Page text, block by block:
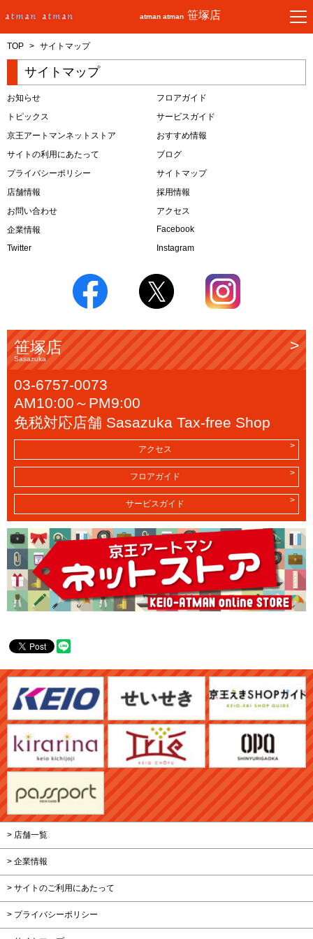
atman atman 笹塚店
TOP > サイトマップ
サイトマップ
お知らせ
フロアガイド
トピックス
サービスガイド
京王アートマンネットストア
おすすめ情報
サイトの利用にあたって
ブログ
プライバシーポリシー
サイトマップ
店舗情報
採用情報
お問い合わせ
アクセス
企業情報
Facebook
Twitter
Instagram
笹塚店
Sasazuka
03-6757-0073
AM10:00～PM9:00
免税対応店舗 Sasazuka Tax-free Shop
アクセス
フロアガイド
サービスガイド
> 店舗一覧
> 企業情報
> サイトのご利用にあたって
> プライバシーポリシー